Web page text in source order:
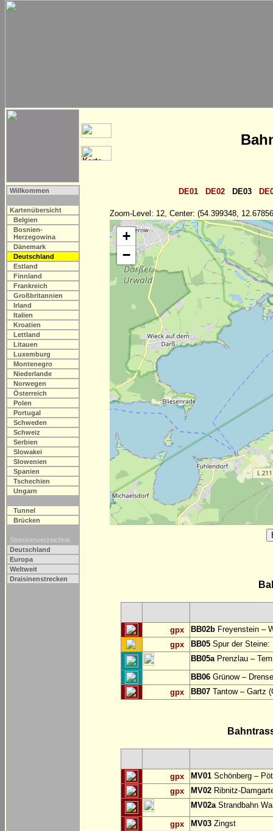
Willkommen
Kartenübersicht
Belgien
Bosnien-
Herzegowina
Dänemark
Deutschland
Estland
Finnland
Frankreich
Großbritannien
Irland
Italien
Kroatien
Lettland
Litauen
Luxemburg
Montenegro
Niederlande
Norwegen
Österreich
Polen
Portugal
Schweden
Schweiz
Serbien
Slowakei
Slowenien
Spanien
Tschechien
Ungarn
Tunnel
Brücken
Streckenverzeichnis
Deutschland
Europa
Weltweit
Draisinenstrecken
DE01 DE02 DE03
Zoom-Level: 12, Center: (54.399348,
+
−
gpx BB02b Freyenstein –
gpx
BB05 Spur der Steine:
BB05aPrenzlau –
BB06 Grünow –
gpx
BB07 Tantow – Gartz
gpx MV01 Schönberg –
gpx
MV02 Ribnitz-
MV02aStrandbahn
gpx MV03 Zingst